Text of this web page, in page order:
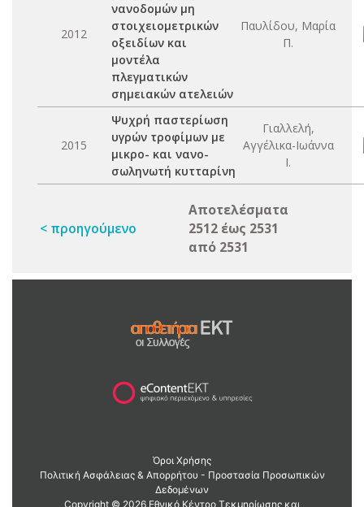
2012
νανοδομών μη
στοιχειομετρικών
οξειδίων και
μοντέλα
πλεγματικών
σημειακών ατελειών
Παυλίδου, Μαρία
Π.
2015
Ψυχρή παστερίωση
υγρών τροφίμων με
μικρο- και νανο-
σωληνωτή κυτταρίνη
Γιαλλελή,
Αγγέλικα-Ιωάννα
Ι.
< προηγούμενο
Αποτελέσματα
2512 έως 2531
από 2531